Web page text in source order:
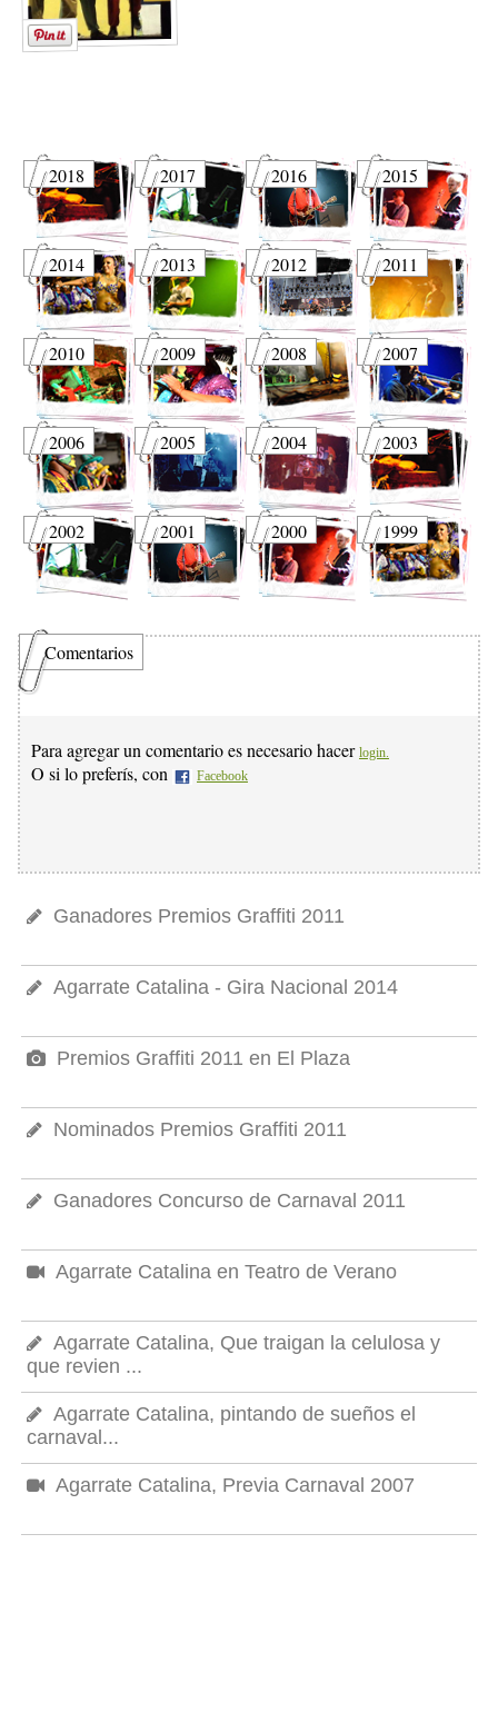
2018 2017 2016 2015
2014 2013 2012 2011
2010 2009 2008 2007
2006 2005 2004 2003
2002 2001 2000 1999
Comentarios
Para agregar un comentario es necesario hacer login.
O si lo preferís, con Facebook
Ganadores Premios Graffiti 2011
Agarrate Catalina - Gira Nacional 2014
Premios Graffiti 2011 en El Plaza
Nominados Premios Graffiti 2011
Ganadores Concurso de Carnaval 2011
Agarrate Catalina en Teatro de Verano
Agarrate Catalina, Que traigan la celulosa y
que revien ...
Agarrate Catalina, pintando de sueños el
carnaval...
Agarrate Catalina, Previa Carnaval 2007